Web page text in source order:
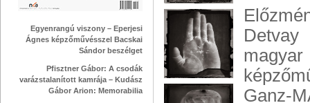
Egyenrangú viszony – Eperjesi
Ágnes képzőművésszel Bacskai
Sándor beszélget
Pfisztner Gábor: A csodák
varázstalanított kamrája – Kudász
Gábor Arion: Memorabilia
Ganz-